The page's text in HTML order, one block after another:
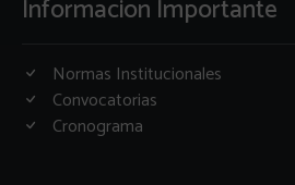
Informacion Importante
Normas Institucionales
Convocatorias
Cronograma